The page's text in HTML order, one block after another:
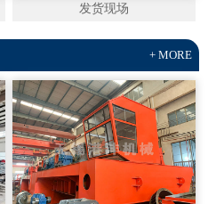
发货现场
+ MORE